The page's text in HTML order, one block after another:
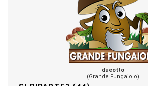
dueotto
(Grande Fungaiolo)